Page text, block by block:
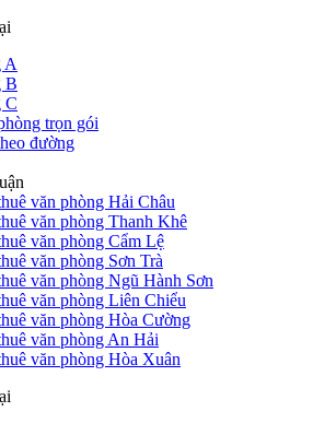
A
B
C
trọn gói
đường
văn phòng Hải Châu
văn phòng Thanh Khê
văn phòng Cẩm Lệ
văn phòng Sơn Trà
văn phòng Ngũ Hành Sơn
văn phòng Liên Chiểu
văn phòng Hòa Cường
văn phòng An Hải
văn phòng Hòa Xuân